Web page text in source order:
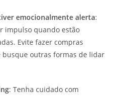
emocionalmente alerta:
impulso quando estão
Evite fazer compras
busque outras formas de lidar
: Tenha cuidado com